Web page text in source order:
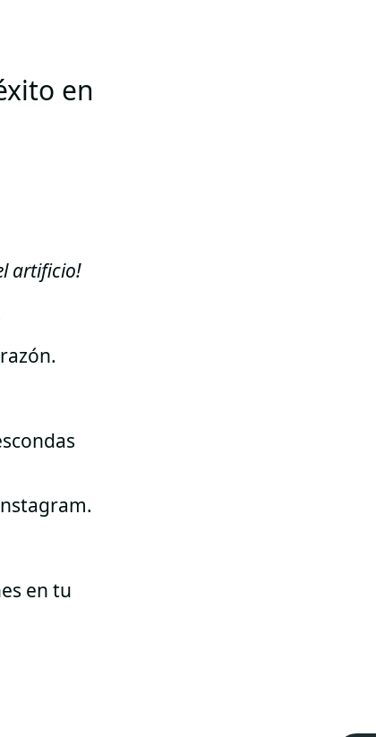
en
artificio!
en tu